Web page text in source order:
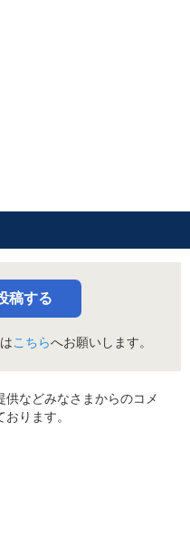
稿する
こちらへお願いします。
供などみなさまからのコメ
ります。